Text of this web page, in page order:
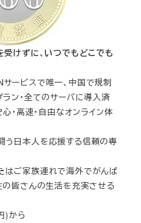
けずに、いつでもどこでも
ービスで唯一、中国で規制
ン・全てのサーバに導入済
心・高速・自由なオンライン体
う日本人を応援する信頼の専
はご家族連れで海外でがんば
皆さんの生活を充実させる
)から